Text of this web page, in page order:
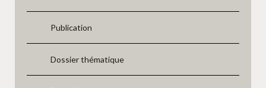
Publication
Dossier thématique